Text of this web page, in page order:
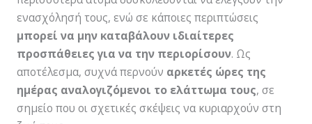
ενασχόλησή τους, ενώ σε κάποιες περιπτώσεις
μπορεί να μην καταβάλουν ιδιαίτερες
προσπάθειες για να την περιορίσουν. Ως
αποτέλεσμα, συχνά περνούν αρκετές ώρες της
ημέρας αναλογιζόμενοι το ελάττωμα τους, σε
σημείο που οι σχετικές σκέψεις να κυριαρχούν στη